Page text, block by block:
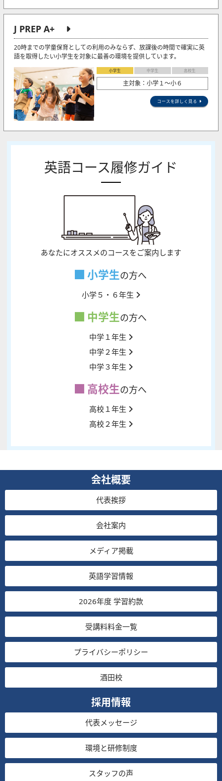
J PREP A+
20時までの学童保育としての利用のみならず、放課後の時間で確実に英
語を取得したい小学生を対象に最善の環境を提供しています。
小学生 中学生 高校生
主対象：小学１～小６
コースを詳しく見る
英語コース履修ガイド
あなたにオススメのコースをご案内します
小学生の方へ
小学５・６年生
中学生の方へ
中学１年生
中学２年生
中学３年生
高校生の方へ
高校１年生
高校２年生
会社概要
代表挨拶
会社案内
メディア掲載
英語学習情報
2026年度 学習約款
受講料料金一覧
プライバシーポリシー
酒田校
採用情報
代表メッセージ
環境と研修制度
スタッフの声